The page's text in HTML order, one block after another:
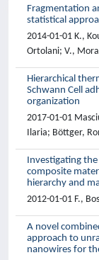
Fragmentation
statistical
2014-01-01 K.,
Ortolani; V.,
Hierarchical
Schwann Cell
organization
2017-01-01
Ilaria; Böttger,
Investigating
composite
hierarchy and
2012-01-01 F.,
A novel
approach to
nanowires for